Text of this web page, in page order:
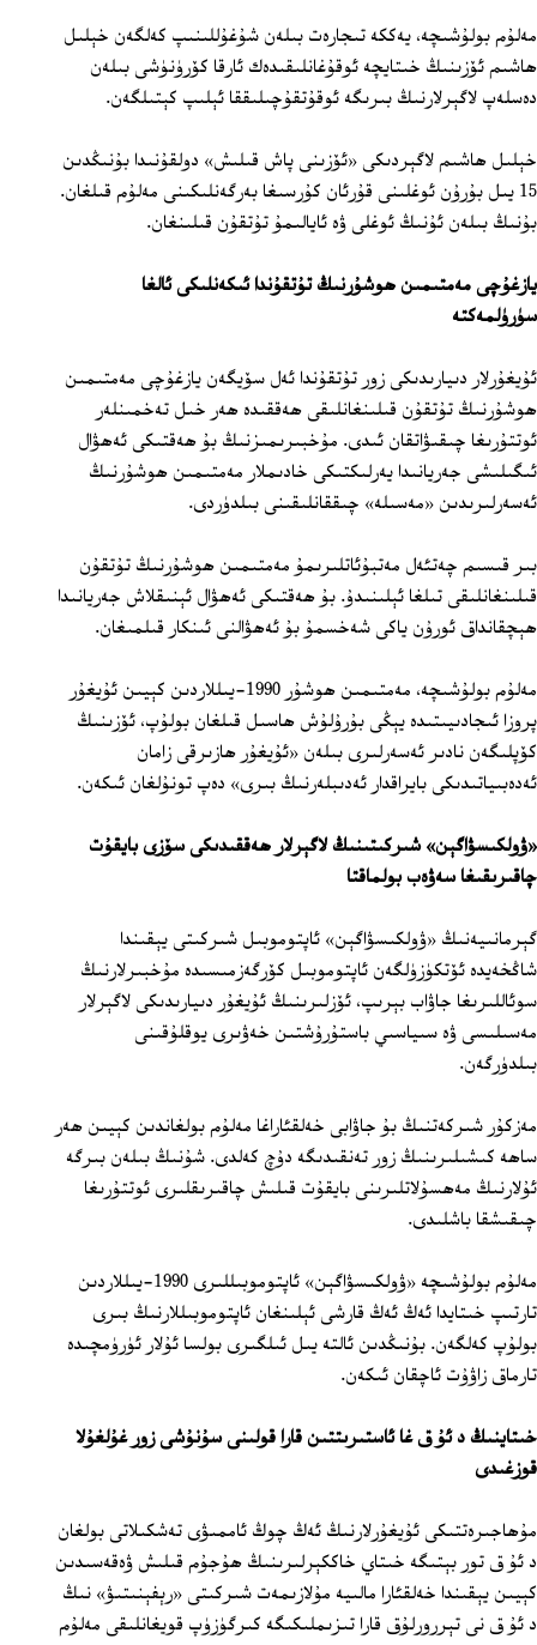
مەلۇم بولۇشىچە، يەككە تىجارەت بىلەن شۇغۇللىنىپ كەلگەن خېلىل
ھاشىم ئۆزىنىڭ خىتايچە ئوقۇغانلىقىدەك ئارقا كۆرۈنۈشى بىلەن
دەسلەپ لاگېرلارنىڭ بىرىگە ئوقۇتقۇچىلىققا ئېلىپ كېتىلگەن.
خېلىل ھاشىم لاگېردىكى «ئۆزىنى پاش قىلىش» دولقۇنىدا بۇنىڭدىن
15 يىل بۇرۇن ئوغلىنى قۇرئان كۇرسىغا بەرگەنلىكىنى مەلۇم قىلغان.
بۇنىڭ بىلەن ئۇنىڭ ئوغلى ۋە ئايالىمۇ تۇتقۇن قىلىنغان.
يازغۇچى مەمتىمىن ھوشۇرنىڭ تۇتقۇندا ئىكەنلىكى ئالغا
سۈرۈلمەكتە
ئۇيغۇرلار دىيارىدىكى زور تۇتقۇندا ئەل سۆيگەن يازغۇچى مەمتىمىن
ھوشۇرنىڭ تۇتقۇن قىلىنغانلىقى ھەققىدە ھەر خىل تەخمىنلەر
ئوتتۇرىغا چىقىۋاتقان ئىدى. مۇخبىرىمىزنىڭ بۇ ھەقتىكى ئەھۋال
ئىگىلىشى جەريانىدا يەرلىكتىكى خادىملار مەمتىمىن ھوشۇرنىڭ
ئەسەرلىرىدىن «مەسىلە» چىققانلىقىنى بىلدۈردى.
بىر قىسىم چەتئەل مەتبۇئاتلىرىمۇ مەمتىمىن ھوشۇرنىڭ تۇتقۇن
قىلىنغانلىقى تىلغا ئېلىنىدۇ. بۇ ھەقتىكى ئەھۋال ئېنىقلاش جەريانىدا
ھېچقانداق ئورۇن ياكى شەخسمۇ بۇ ئەھۋالنى ئىنكار قىلمىغان.
مەلۇم بولۇشىچە، مەمتىمىن ھوشۇر 1990-يىللاردىن كېيىن ئۇيغۇر
پروزا ئىجادىيىتىدە يېڭى بۇرۇلۇش ھاسىل قىلغان بولۇپ، ئۆزىنىڭ
كۆپلىگەن نادىر ئەسەرلىرى بىلەن «ئۇيغۇر ھازىرقى زامان
ئەدەبىياتىدىكى بايراقدار ئەدىبلەرنىڭ بىرى» دەپ تونۇلغان ئىكەن.
«ۋولكىسۋاگېن» شىركىتىنىڭ لاگېرلار ھەققىدىكى سۆزى بايقۇت
چاقىرىقىغا سەۋەب بولماقتا
گېرمانىيەنىڭ «ۋولكىسۋاگېن» ئاپتوموبىل شىركىتى يېقىندا
شاڭخەيدە ئۆتكۈزۈلگەن ئاپتوموبىل كۆرگەزمىسىدە مۇخبىرلارنىڭ
سوئاللىرىغا جاۋاب بېرىپ، ئۆزلىرىنىڭ ئۇيغۇر دىيارىدىكى لاگېرلار
مەسىلىسى ۋە سىياسىي باستۇرۇشتىن خەۋىرى يوقلۇقىنى
بىلدۈرگەن.
مەزكۇر شىركەتنىڭ بۇ جاۋابى خەلقئاراغا مەلۇم بولغاندىن كېيىن ھەر
ساھە كىشىلىرىنىڭ زور تەنقىدىگە دۇچ كەلدى. شۇنىڭ بىلەن بىرگە
ئۇلارنىڭ مەھسۇلاتلىرىنى بايقۇت قىلىش چاقىرىقلىرى ئوتتۇرىغا
چىقىشقا باشلىدى.
مەلۇم بولۇشىچە «ۋولكىسۋاگېن» ئاپتوموبىللىرى 1990-يىللاردىن
تارتىپ خىتايدا ئەڭ ئەڭ قارشى ئېلىنغان ئاپتوموبىللارنىڭ بىرى
بولۇپ كەلگەن. بۇنىڭدىن ئالتە يىل ئىلگىرى بولسا ئۇلار ئۈرۈمچىدە
تارماق زاۋۇت ئاچقان ئىكەن.
خىتاينىڭ د ئۇ ق غا ئاستىرىتتىن قارا قولىنى سۇنۇشى زور غۇلغۇلا
قوزغىدى
مۇھاجىرەتتىكى ئۇيغۇرلارنىڭ ئەڭ چوڭ ئاممىۋى تەشكىلاتى بولغان
د ئۇ ق تور بېتىگە خىتاي خاككېرلىرىنىڭ ھۇجۇم قىلىش ۋەقەسىدىن
كېيىن يېقىندا خەلقئارا مالىيە مۇلازىمەت شىركىتى «رېفېنىتىۋ» نىڭ
د ئۇ ق نى تېررورلۇق قارا تىزىملىكىگە كىرگۈزۈپ قويغانلىقى مەلۇم